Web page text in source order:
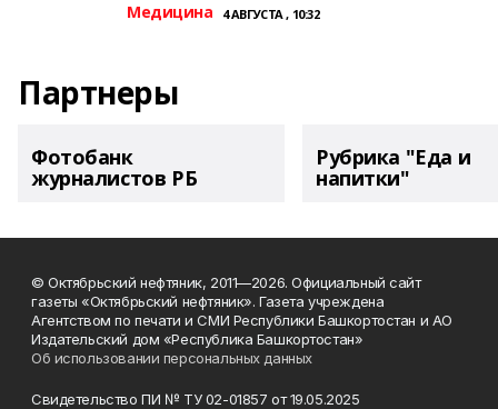
Медицина 4 АВГУСТА , 10:32
Партнеры
Фотобанк
журналистов РБ
Рубрика "Еда и
напитки"
© Октябрьский нефтяник, 2011—2026. Официальный сайт
газеты «Октябрьский нефтяник». Газета учреждена
Агентством по печати и СМИ Республики Башкортостан и АО
Издательский дом «Республика Башкортостан»
Об использовании персональных данных
Свидетельство ПИ № ТУ 02-01857 от 19.05.2025